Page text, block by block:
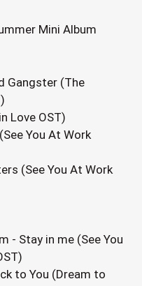
Mini Album
Gangster (The
Love OST)
You At Work
(See You At Work
- Stay in me (See You
to You (Dream to